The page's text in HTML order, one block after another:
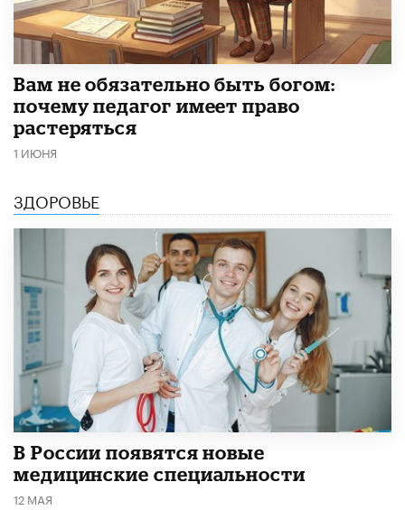
​Вам не обязательно быть богом:
почему педагог имеет право
растеряться
1 ИЮНЯ
ЗДОРОВЬЕ
В России появятся новые
медицинские специальности
12 МАЯ